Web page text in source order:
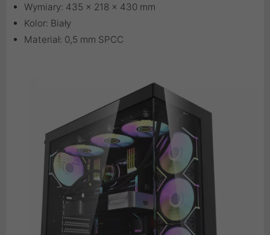
Wymiary: 435 × 218 × 430 mm
Kolor: Biały
Materiał: 0,5 mm SPCC